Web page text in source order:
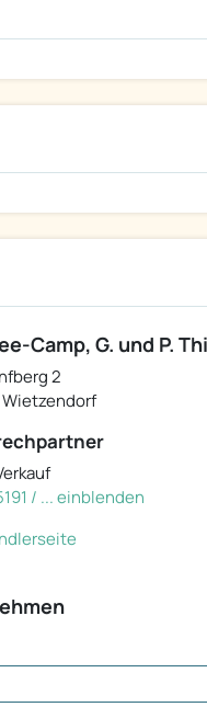
Camp, G. und P.
2
/ ... einblenden